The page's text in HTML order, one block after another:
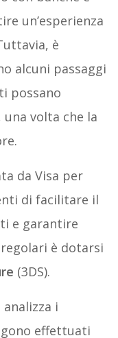
un’esperienza
è
alcuni passaggi
possano
volta che la
da Visa per
di facilitare il
e garantire
è dotarsi
(3DS).
i
effettuati